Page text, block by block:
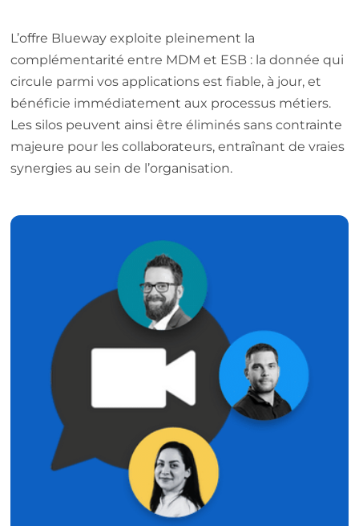
L’offre Blueway exploite pleinement la
complémentarité entre MDM et ESB : la donnée qui
circule parmi vos applications est fiable, à jour, et
bénéficie immédiatement aux processus métiers.
Les silos peuvent ainsi être éliminés sans contrainte
majeure pour les collaborateurs, entraînant de vraies
synergies au sein de l’organisation.